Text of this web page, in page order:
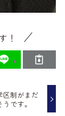
！
区制がまだ
です。